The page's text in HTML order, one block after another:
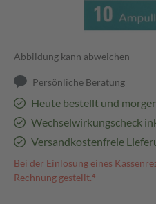
Abbildung kann abweichen
Persönliche Beratung
Heute bestellt und
Wechselwirkungscheck
Versandkostenfreie
Bei der Einlösung eines
Rechnung gestellt.⁴